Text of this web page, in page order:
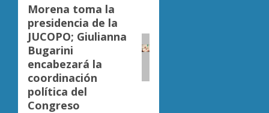
Siguiente
entrada:
Morena toma la
presidencia de la
JUCOPO; Giulianna
Bugarini
encabezará la
coordinación
política del
Congreso